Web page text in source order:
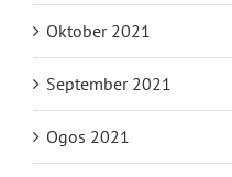
Oktober 2021
September 2021
Ogos 2021